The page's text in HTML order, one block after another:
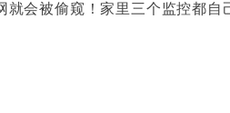
会被偷窥！家里三个监控都自